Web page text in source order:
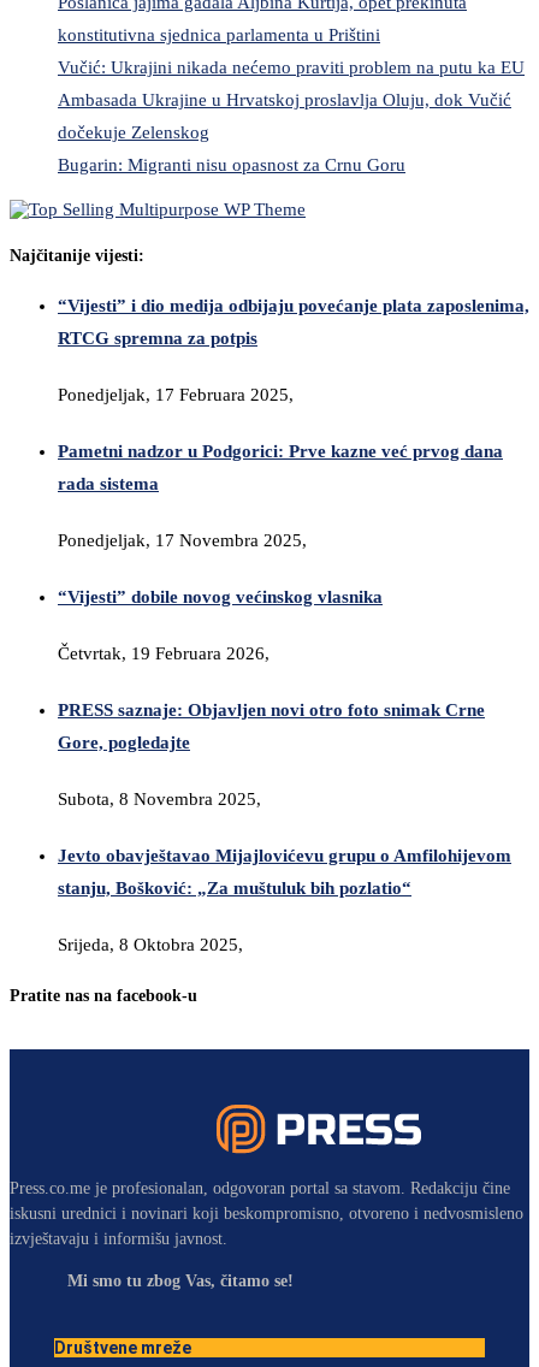
konstitutivna sjednica parlamenta u Prištini
Vučić: Ukrajini nikada nećemo praviti problem na putu ka EU
Ambasada Ukrajine u Hrvatskoj proslavlja Oluju, dok Vučić
dočekuje Zelenskog
Bugarin: Migranti nisu opasnost za Crnu Goru
Najčitanije vijesti:
“Vijesti” i dio medija odbijaju povećanje plata zaposlenima,
RTCG spremna za potpis
Ponedjeljak, 17 Februara 2025,
Pametni nadzor u Podgorici: Prve kazne već prvog dana
rada sistema
Ponedjeljak, 17 Novembra 2025,
“Vijesti” dobile novog većinskog vlasnika
Četvrtak, 19 Februara 2026,
PRESS saznaje: Objavljen novi otro foto snimak Crne
Gore, pogledajte
Subota, 8 Novembra 2025,
Jevto obavještavao Mijajlovićevu grupu o Amfilohijevom
stanju, Bošković: „Za muštuluk bih pozlatio“
Srijeda, 8 Oktobra 2025,
Pratite nas na facebook-u
Press.co.me je profesionalan, odgovoran portal sa stavom. Redakciju čine
iskusni urednici i novinari koji beskompromisno, otvoreno i nedvosmisleno
izvještavaju i informišu javnost.
Mi smo tu zbog Vas, čitamo se!
Društvene mreže